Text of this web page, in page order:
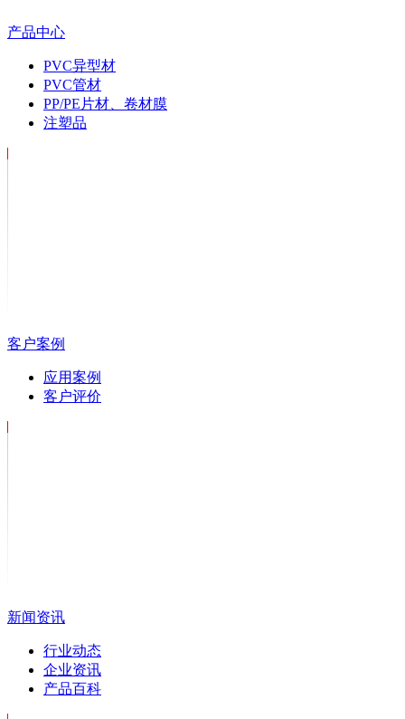
产品中心
PVC异型材
PVC管材
PP/PE片材、卷材膜
注塑品
客户案例
应用案例
客户评价
新闻资讯
行业动态
企业资讯
产品百科